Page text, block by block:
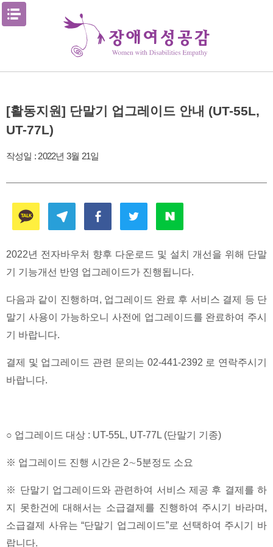
Skip
[활동지원] 단말기 업그레이드 안내 (UT-55L,
UT-77L)
작성일 : 2022년 3월 21일
2022년 전자바우처 향후 다운로드 및 설치 개선을 위해 단말
기 기능개선 반영 업그레이드가 진행됩니다.
다음과 같이 진행하며, 업그레이드 완료 후 서비스 결제 등 단
말기 사용이 가능하오니 사전에 업그레이드를 완료하여 주시
기 바랍니다.
결제 및 업그레이드 관련 문의는 02-441-2392 로 연락주시기
바랍니다.
○ 업그레이드 대상 : UT-55L, UT-77L (단말기 기종)
※ 업그레이드 진행 시간은 2∼5분정도 소요
※ 단말기 업그레이드와 관련하여 서비스 제공 후 결제를 하
지 못한건에 대해서는 소급결제를 진행하여 주시기 바라며,
소급결제 사유는 “단말기 업그레이드”로 선택하여 주시기 바
랍니다.